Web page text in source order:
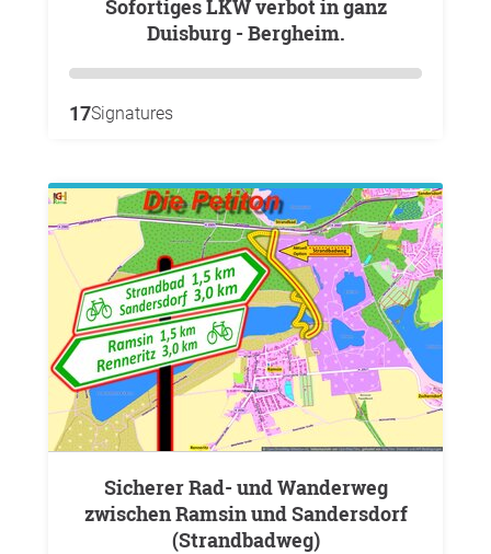
Sofortiges LKW verbot in ganz
Duisburg - Bergheim.
17Signatures
Sicherer Rad- und Wanderweg
zwischen Ramsin und Sandersdorf
(Strandbadweg)